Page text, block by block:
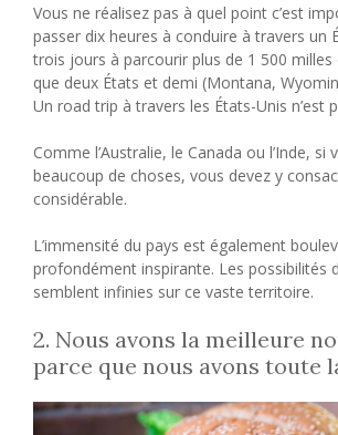
Vous ne réalisez pas à quel point c’est
passer dix heures à conduire à travers un
trois jours à parcourir plus de 1 500 milles
que deux États et demi (Montana,
Un road trip à travers les États-Unis n’est
Comme l’Australie, le Canada ou l’Inde, si
beaucoup de choses, vous devez y
considérable.
L’immensité du pays est également
profondément inspirante. Les possibilités
semblent infinies sur ce vaste territoire.
2. Nous avons la meilleure
parce que nous avons toute